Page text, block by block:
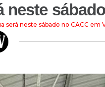
será neste sábado no CACC em